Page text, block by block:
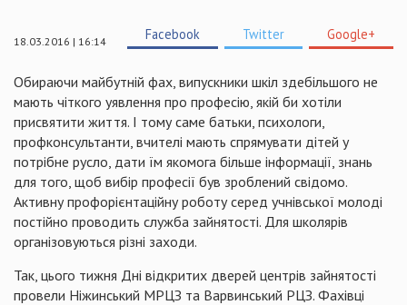
18.03.2016 | 16:14 Facebook Twitter Google+
Обираючи майбутній фах, випускники шкіл здебільшого не
мають чіткого уявлення про професію, якій би хотіли
присвятити життя. І тому саме батьки, психологи,
профконсультанти, вчителі мають спрямувати дітей у
потрібне русло, дати їм якомога більше інформації, знань
для того, щоб вибір професії був зроблений свідомо.
Активну профорієнтаційну роботу серед учнівської молоді
постійно проводить служба зайнятості. Для школярів
організовуються різні заходи.
Так, цього тижня Дні відкритих дверей центрів зайнятості
провели Ніжинський МРЦЗ та Варвинський РЦЗ. Фахівці